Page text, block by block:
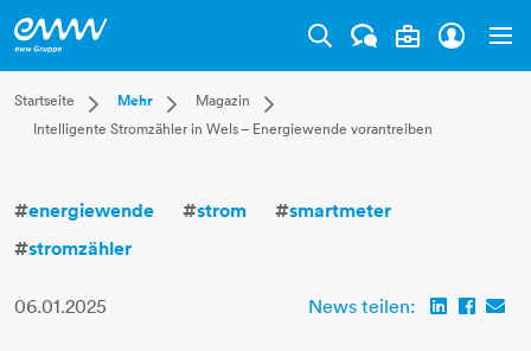
Startseite
Dropdown Startseite
Privatkunden
Mehr
Dropdown Mehr
Karriere
Magazin
Dropdown Magazin
Aktuell
Intelligente Stromzähler in Wels – Energiewende vorantreiben
#energiewende #strom #smartmeter
#stromzähler
06.01.2025 News teilen: